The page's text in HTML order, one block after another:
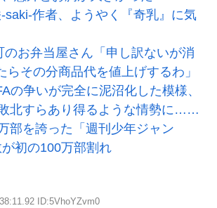
-saki-作者、ようやく『奇乳』に気
のお弁当屋さん「申し訳ないが消
らその分商品代を値上げするわ」
の争いが完全に泥沼化した模様、
北すらあり得るような情勢に……
部を誇った「週刊少年ジャン
初の100万部割れ
ID:5VhoYZvm0